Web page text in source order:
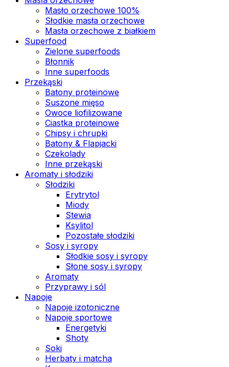
Masło orzechowe 100%
Słodkie masła orzechowe
Masła orzechowe z białkiem
Superfood
Zielone superfoods
Błonnik
Inne superfoods
Przekąski
Batony proteinowe
Suszone mięso
Owoce liofilizowane
Ciastka proteinowe
Chipsy i chrupki
Batony & Flapjacki
Czekolady
Inne przekąski
Aromaty i słodziki
Słodziki
Erytrytol
Miody
Stewia
Ksylitol
Pozostałe słodziki
Sosy i syropy
Słodkie sosy i syropy
Słone sosy i syropy
Aromaty
Przyprawy i sól
Napoje
Napoje izotoniczne
Napoje sportowe
Energetyki
Shoty
Soki
Herbaty i matcha